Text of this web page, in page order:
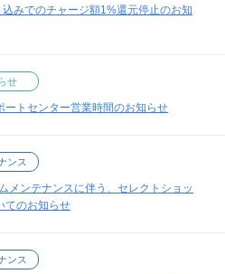
みでのチャージ額1%還元停止のお知
せ
トセンター営業時間のお知らせ
ンス
メンテナンスに伴う、セレクトショッ
てのお知らせ
ンス